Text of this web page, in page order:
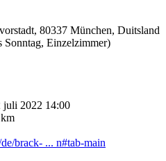
80337 München, Duitsland
Sonntag, Einzelzimmer)
juli 2022 14:00
brack- ... n#tab-main